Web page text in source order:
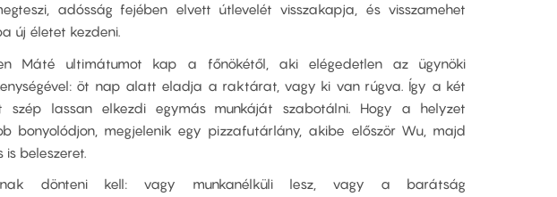
adósság fejében elvett útlevelét visszakapja, és visszamehet
új életet kezdeni.
Máté ultimátumot kap a főnökétől, aki elégedetlen az ügynöki
öt nap alatt eladja a raktárat, vagy ki van rúgva. Így a két
szép lassan elkezdi egymás munkáját szabotálni. Hogy a helyzet
bonyolódjon, megjelenik egy pizzafutárlány, akibe először Wu, majd
is beleszeret.
dönteni kell: vagy munkanélküli lesz, vagy a barátság